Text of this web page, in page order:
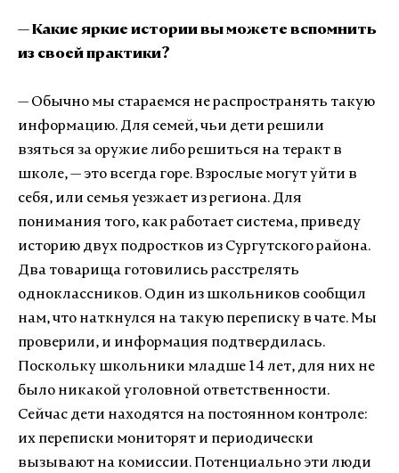
— Какие яркие истории вы можете вспомнить
из своей практики?
— Обычно мы стараемся не распространять такую
информацию. Для семей, чьи дети решили
взяться за оружие либо решиться на теракт в
школе, — это всегда горе. Взрослые могут уйти в
себя, или семья уезжает из региона. Для
понимания того, как работает система, приведу
историю двух подростков из Сургутского района.
Два товарища готовились расстрелять
одноклассников. Один из школьников сообщил
нам, что наткнулся на такую переписку в чате. Мы
проверили, и информация подтвердилась.
Поскольку школьники младше 14 лет, для них не
было никакой уголовной ответственности.
Сейчас дети находятся на постоянном контроле:
их переписки мониторят и периодически
вызывают на комиссии. Потенциально эти люди